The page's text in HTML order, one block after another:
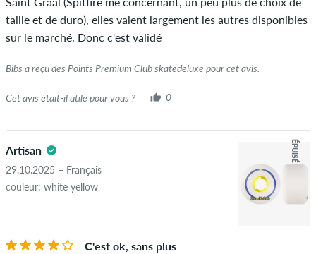
l'achat a été vérifié en fonction de leurs commandes. Pour les
avis sans encoche verte, nous ne pouvons pas garantir que la
personne possède réellement ou a possédé l'article.
taille et de duro), elles valent largement les autres disponibles
sur le marché. Donc c'est validé
Bibs a reçu des Points Premium Club skatedeluxe pour cet avis.
Cet avis était-il utile pour vous ? 0
Artisan
29.10.2025 – Français
couleur: white yellow
ÉPUISÉ
C'est ok, sans plus